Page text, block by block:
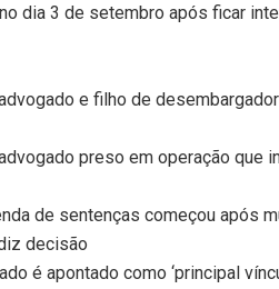
dia 3 de setembro após ficar
e filho de
preso em operação que
de sentenças começou após
decisão
é apontado como ‘principal